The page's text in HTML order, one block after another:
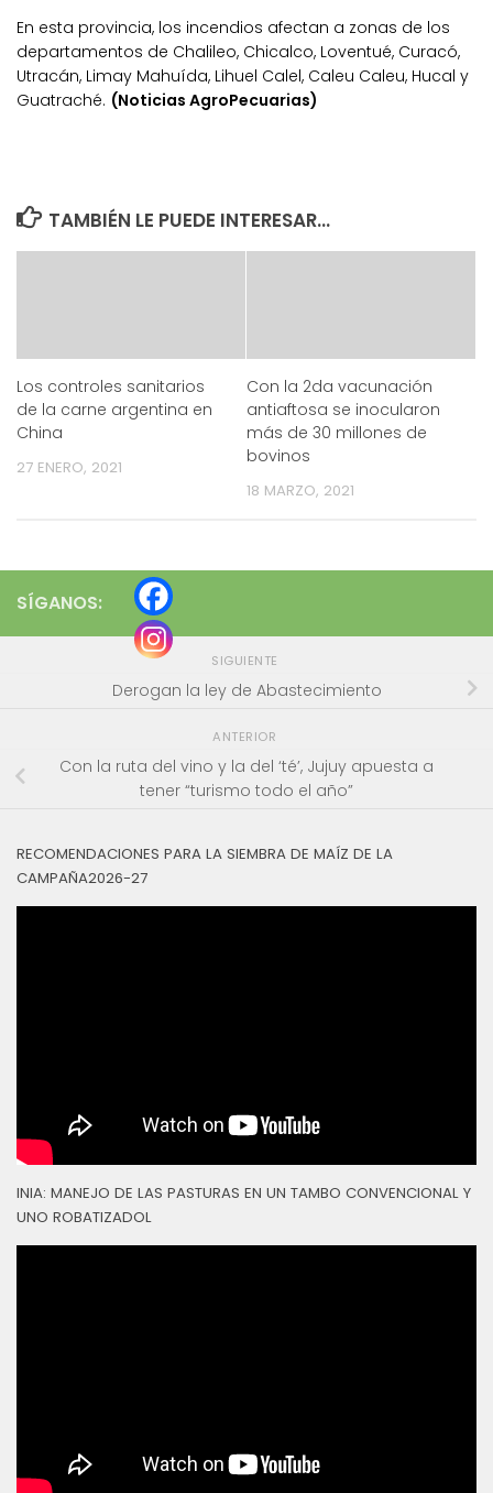
En esta provincia, los incendios afectan a zonas de los
departamentos de Chalileo, Chicalco, Loventué, Curacó,
Utracán, Limay Mahuída, Lihuel Calel, Caleu Caleu, Hucal y
Guatraché. (Noticias AgroPecuarias)
TAMBIÉN LE PUEDE INTERESAR...
Los controles sanitarios
de la carne argentina en
China
27 ENERO, 2021
Con la 2da vacunación
antiaftosa se inocularon
más de 30 millones de
bovinos
18 MARZO, 2021
SÍGANOS:
SIGUIENTE
Derogan la ley de Abastecimiento
ANTERIOR
Con la ruta del vino y la del ‘té’, Jujuy apuesta a
tener “turismo todo el año”
RECOMENDACIONES PARA LA SIEMBRA DE MAÍZ DE LA
CAMPAÑA2026-27
INIA: MANEJO DE LAS PASTURAS EN UN TAMBO CONVENCIONAL Y
UNO ROBATIZADOL